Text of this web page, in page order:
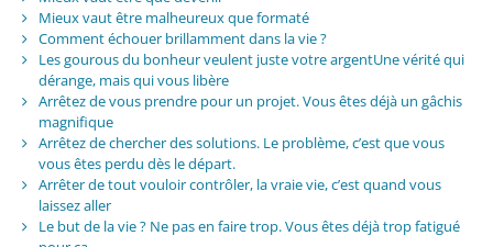
Mieux vaut être malheureux que formaté
Comment échouer brillamment dans la vie ?
Les gourous du bonheur veulent juste votre argentUne vérité qui
dérange, mais qui vous libère
Arrêtez de vous prendre pour un projet. Vous êtes déjà un gâchis
magnifique
Arrêtez de chercher des solutions. Le problème, c’est que vous
vous êtes perdu dès le départ.
Arrêter de tout vouloir contrôler, la vraie vie, c’est quand vous
laissez aller
Le but de la vie ? Ne pas en faire trop. Vous êtes déjà trop fatigué